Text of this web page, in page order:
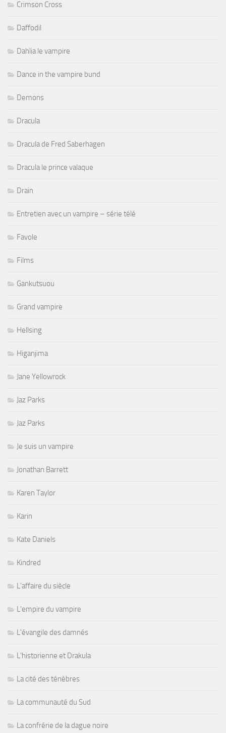
Crimson Cross
Daffodil
Dahlia le vampire
Dance in the vampire bund
Demons
Dracula
Dracula de Fred Saberhagen
Dracula le prince valaque
Drain
Entretien avec un vampire – série télé
Favole
Films
Gankutsuou
Grand vampire
Hellsing
Higanjima
Jane Yellowrock
Jaz Parks
Jaz Parks
Je suis un vampire
Jonathan Barrett
Karen Taylor
Karin
Kate Daniels
Kindred
L'affaire du siècle
L'empire du vampire
L'évangile des damnés
L'historienne et Drakula
La cité des ténèbres
La communauté du Sud
La confrérie de la dague noire